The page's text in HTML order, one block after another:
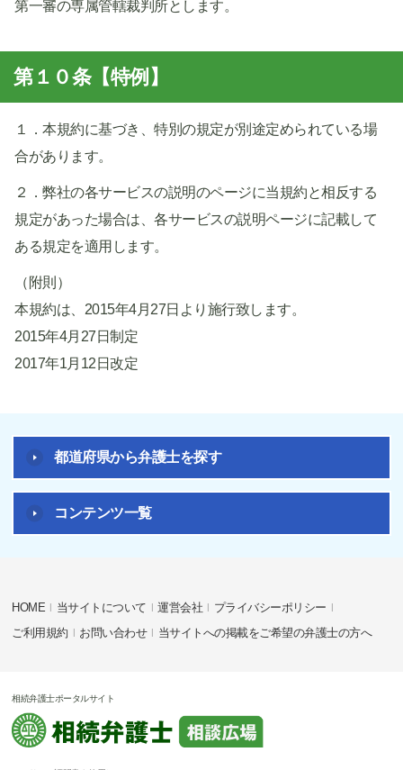
第一審の専属管轄裁判所とします。
第１０条【特例】
１．本規約に基づき、特別の規定が別途定められている場
合があります。
２．弊社の各サービスの説明のページに当規約と相反する
規定があった場合は、各サービスの説明ページに記載して
ある規定を適用します。
（附則）
本規約は、2015年4月27日より施行致します。
2015年4月27日制定
2017年1月12日改定
都道府県から弁護士を探す
コンテンツ一覧
HOME 当サイトについて 運営会社
プライバシーポリシー
ご利用規約
お問い合わせ 当サイトへの掲載をご希望の弁護士の方へ
相続弁護士ポータルサイト